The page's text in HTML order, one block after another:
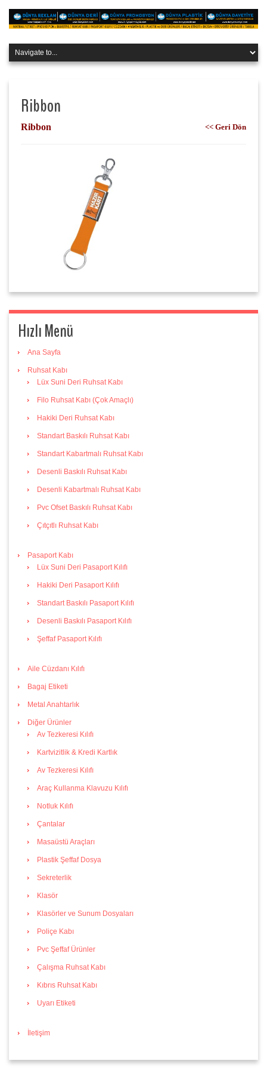
Ribbon
Ribbon << Geri Dön
Hızlı Menü
Ana Sayfa
Ruhsat Kabı
Lüx Suni Deri Ruhsat Kabı
Filo Ruhsat Kabı (Çok Amaçlı)
Hakiki Deri Ruhsat Kabı
Standart Baskılı Ruhsat Kabı
Standart Kabartmalı Ruhsat Kabı
Desenli Baskılı Ruhsat Kabı
Desenli Kabartmalı Ruhsat Kabı
Pvc Ofset Baskılı Ruhsat Kabı
Çıtçıtlı Ruhsat Kabı
Pasaport Kabı
Lüx Suni Deri Pasaport Kılıfı
Hakiki Deri Pasaport Kılıfı
Standart Baskılı Pasaport Kılıfı
Desenli Baskılı Pasaport Kılıfı
Şeffaf Pasaport Kılıfı
Aile Cüzdanı Kılıfı
Bagaj Etiketi
Metal Anahtarlık
Diğer Ürünler
Av Tezkeresi Kılıfı
Kartvizitlik & Kredi Kartlık
Av Tezkeresi Kılıfı
Araç Kullanma Klavuzu Kılıfı
Notluk Kılıfı
Çantalar
Masaüstü Araçları
Plastik Şeffaf Dosya
Sekreterlik
Klasör
Klasörler ve Sunum Dosyaları
Poliçe Kabı
Pvc Şeffaf Ürünler
Çalışma Ruhsat Kabı
Kıbrıs Ruhsat Kabı
Uyarı Etiketi
İletişim